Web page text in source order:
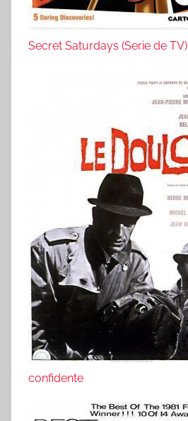
Secret Saturdays (Serie de TV)
confidente